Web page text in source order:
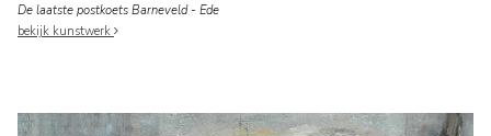
De laatste postkoets Barneveld - Ede
bekijk kunstwerk